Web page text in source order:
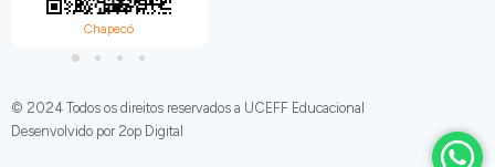
Chapecó
© 2024 Todos os direitos reservados a UCEFF Educacional
Desenvolvido por 2op Digital